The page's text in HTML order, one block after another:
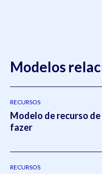
Modelos
RECURSOS
Modelo de recurso de
fazer
RECURSOS